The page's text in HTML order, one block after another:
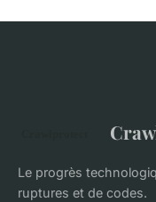
Le progrès
ruptures et de codes.